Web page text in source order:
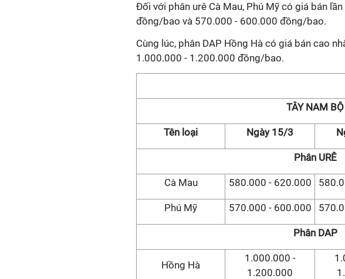
Đối với phân urê Cà Mau, Phú Mỹ có giá bán
đồng/bao và 570.000 - 600.000 đồng/bao.
Cùng lúc, phân DAP Hồng Hà có giá bán cao
1.000.000 - 1.200.000 đồng/bao.
TÂY NAM BỘ
Tên loại Ngày 15/3
Phân URÊ
Cà Mau 580.000 - 620.000
Phú Mỹ 570.000 - 600.000
Phân DAP
Hồng Hà
1.000.000 -
1.200.000